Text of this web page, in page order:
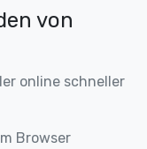
von
online schneller
Browser